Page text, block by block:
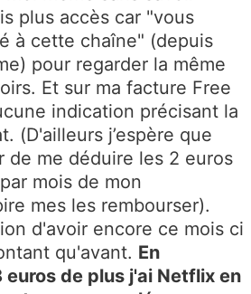
plus accès car "vous
à cette chaîne" (depuis
pour regarder la même
Et sur ma facture Free
indication précisant la
(D'ailleurs j’espère que
de me déduire les 2 euros
mois de mon
mes les rembourser).
d'avoir encore ce mois ci
qu'avant. En
de plus j'ai Netflix en